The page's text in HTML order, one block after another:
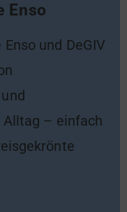
Enso
und DeGIV
– einfach